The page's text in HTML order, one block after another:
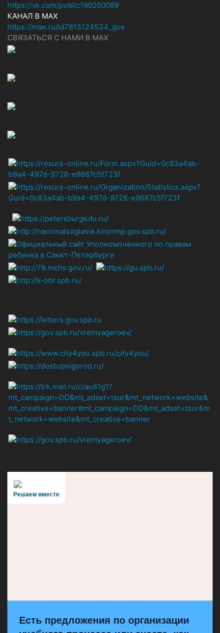
https://vk.com/public199260089
КАНАЛ В MAX
https://max.ru/id7813124534_gos
СВЯЗАТЬСЯ С НАМИ В МАХ
Решаем вместе
Есть предложения по организации